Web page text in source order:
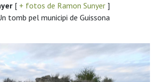
[ + fotos de Ramon Sunyer ]
tomb pel municipi de Guissona